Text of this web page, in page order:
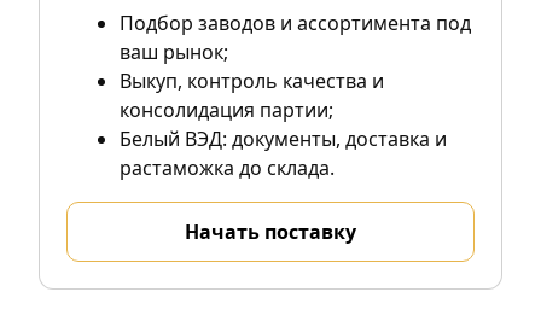
Подбор заводов и ассортимента под
ваш рынок;
Выкуп, контроль качества и
консолидация партии;
Белый ВЭД: документы, доставка и
растаможка до склада.
Начать поставку